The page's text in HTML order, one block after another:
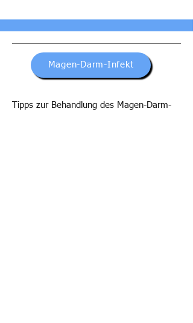
Magen-Darm-Infekt
Tipps zur Behandlung des Magen-Darm-